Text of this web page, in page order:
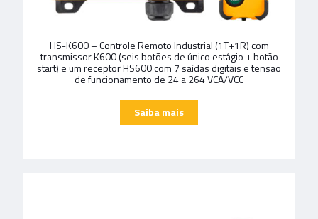
HS-K600 – Controle Remoto Industrial (1T+1R) com
transmissor K600 (seis botões de único estágio + botão
start) e um receptor HS600 com 7 saídas digitais e tensão
de funcionamento de 24 a 264 VCA/VCC